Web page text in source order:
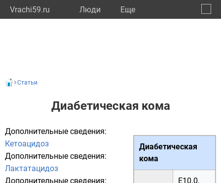
Vrachi59.ru Люди Eще
Статьи
Диабетическая кома
Диабетическая
кома
E10.0,
Дополнительные сведения:
Кетоацидоз
Дополнительные сведения:
Лактатацидоз
Дополнительные сведения: